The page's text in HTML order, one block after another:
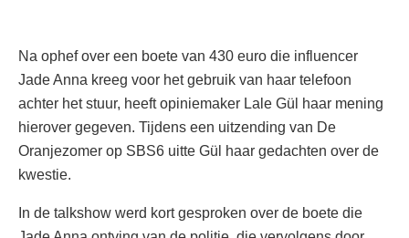
Na ophef over een boete van 430 euro die influencer
Jade Anna kreeg voor het gebruik van haar telefoon
achter het stuur, heeft opiniemaker Lale Gül haar mening
hierover gegeven. Tijdens een uitzending van De
Oranjezomer op SBS6 uitte Gül haar gedachten over de
kwestie.
In de talkshow werd kort gesproken over de boete die